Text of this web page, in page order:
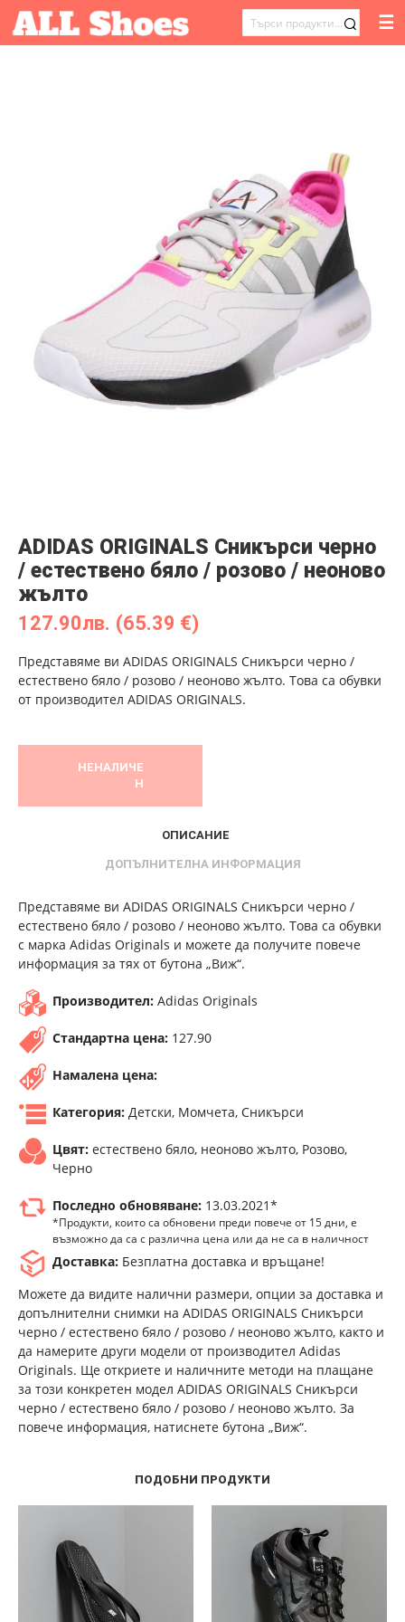
ТЪРСЕНЕ
☰
ADIDAS ORIGINALS Сникърси черно
/ естествено бяло / розово / неоново
жълто
127.90лв. (65.39 €)
Представяме ви ADIDAS ORIGINALS Сникърси черно /
естествено бяло / розово / неоново жълто. Това са обувки
от производител ADIDAS ORIGINALS.
НЕНАЛИЧЕ
Н
ОПИСАНИЕ
ДОПЪЛНИТЕЛНА ИНФОРМАЦИЯ
Представяме ви ADIDAS ORIGINALS Сникърси черно /
естествено бяло / розово / неоново жълто. Това са обувки
с марка Adidas Originals и можете да получите повече
информация за тях от бутона „Виж“.
Производител: Adidas Originals
Стандартна цена: 127.90
Намалена цена:
Категория: Детски, Момчета, Сникърси
Цвят: естествено бяло, неоново жълто, Розово,
Черно
Последно обновяване: 13.03.2021*
*Продукти, които са обновени преди повече от 15 дни, е
възможно да са с различна цена или да не са в наличност
Доставка: Безплатна доставка и връщане!
Можете да видите налични размери, опции за доставка и
допълнителни снимки на ADIDAS ORIGINALS Сникърси
черно / естествено бяло / розово / неоново жълто, както и
да намерите други модели от производител Adidas
Originals. Ще откриете и наличните методи на плащане
за този конкретен модел ADIDAS ORIGINALS Сникърси
черно / естествено бяло / розово / неоново жълто. За
повече информация, натиснете бутона „Виж“.
ПОДОБНИ ПРОДУКТИ